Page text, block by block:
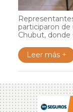
participaron de
Chubut, donde
Leer más +